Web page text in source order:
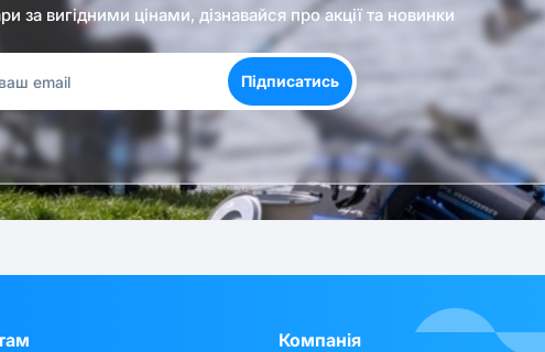
за вигідними цінами, дізнавайся про акції та новинки
Підписатись
Компанія